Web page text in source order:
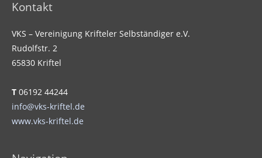
Kontakt
VKS – Vereinigung Krifteler Selbständiger e.V.
Rudolfstr. 2
65830 Kriftel
T 06192 44244
info@vks-kriftel.de
www.vks-kriftel.de